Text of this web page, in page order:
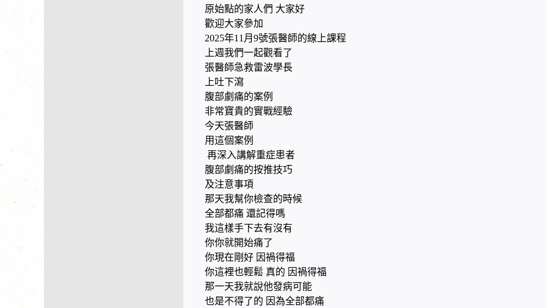
原始點的家人們 大家好
歡迎大家參加
2025年11月9號張醫師的線上課程
上週我們一起觀看了
張醫師急救雷波學長
上吐下瀉
腹部劇痛的案例
非常寶貴的實戰經驗
今天張醫師
用這個案例
再深入講解重症患者
腹部劇痛的按推技巧
及注意事項
那天我幫你檢查的時候
全部都痛 還記得嗎
我這樣手下去有沒有
你你就開始痛了
你現在剛好 因禍得福
你這裡也輕鬆 真的 因禍得福
那一天我就說他發病可能
也是不得了的 因為全部都痛